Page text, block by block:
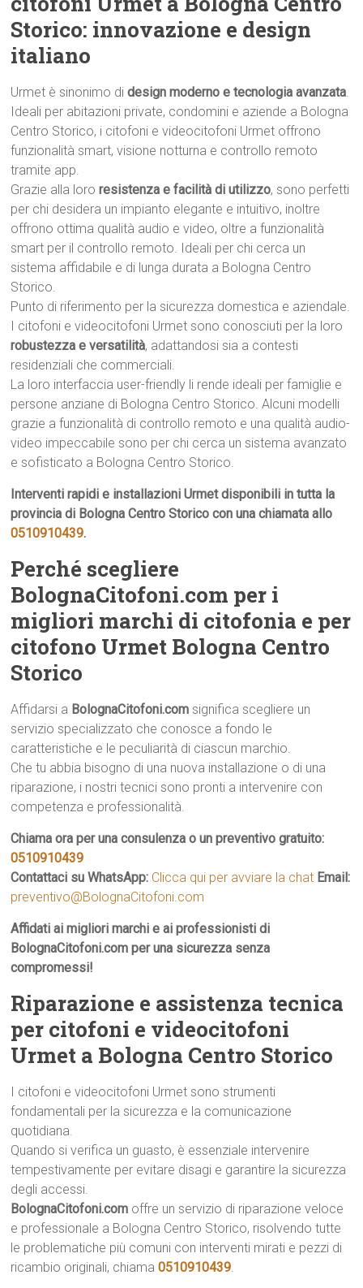
Storico: innovazione e design
italiano
Urmet è sinonimo didesign moderno e tecnologia avanzata.
Ideali per abitazioni private, condomini e aziende a Bologna
Centro Storico, i citofoni e videocitofoni Urmet offrono
funzionalità smart, visione notturna e controllo remoto
tramite app.
Grazie alla lororesistenza e facilità di utilizzo, sono perfetti
per chi desidera un impianto elegante e intuitivo, inoltre
offrono ottima qualità audio e video, oltre a funzionalità
smart per il controllo remoto. Ideali per chi cerca un
sistema affidabile e di lunga durata a Bologna Centro
Storico.
Punto di riferimento per la sicurezza domestica e aziendale.
I citofoni e videocitofoni Urmet sono conosciuti per la loro
robustezza e versatilità, adattandosi sia a contesti
residenziali che commerciali.
La loro interfaccia user-friendly li rende ideali per famiglie e
persone anziane di Bologna Centro Storico. Alcuni modelli
grazie a funzionalità di controllo remoto e una qualità audio-
video impeccabile sono per chi cerca un sistema avanzato
e sofisticato a Bologna Centro Storico.
Interventi rapidi e installazioni Urmet disponibili in tutta la
provincia di Bologna Centro Storico con una chiamata allo
0510910439.
Perché scegliere
BolognaCitofoni.com per i
migliori marchi di citofonia e per
citofono Urmet Bologna Centro
Storico
Affidarsi a BolognaCitofoni.com significa scegliere un
servizio specializzato che conosce a fondo le
caratteristiche e le peculiarità di ciascun marchio.
Che tu abbia bisogno di una nuova installazione o di una
riparazione, i nostri tecnici sono pronti a intervenire con
competenza e professionalità.
Chiama ora per una consulenza o un preventivo gratuito:
0510910439
Contattaci su WhatsApp: Clicca qui per avviare la chat Email:
preventivo@BolognaCitofoni.com
Affidati ai migliori marchi e ai professionisti di
BolognaCitofoni.com per una sicurezza senza
compromessi!
Riparazione e assistenza tecnica
per citofoni e videocitofoni
Urmet a Bologna Centro Storico
I citofoni e videocitofoni Urmet sono strumenti
fondamentali per la sicurezza e la comunicazione
quotidiana.
Quando si verifica un guasto, è essenziale intervenire
tempestivamente per evitare disagi e garantire la sicurezza
degli accessi.
BolognaCitofoni.com offre un servizio di riparazione veloce
e professionale a Bologna Centro Storico, risolvendo tutte
le problematiche più comuni con interventi mirati e pezzi di
ricambio originali, chiama0510910439.